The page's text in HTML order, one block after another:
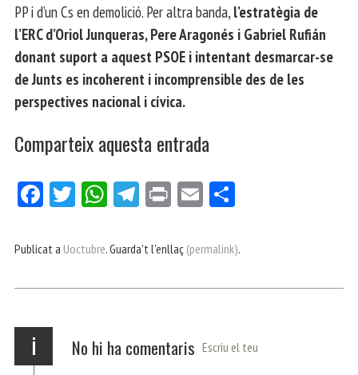
PP i d’un Cs en demolició. Per altra banda, l’estratègia de
l’ERC d’Oriol Junqueras, Pere Aragonés i Gabriel Rufián
donant suport a aquest PSOE i intentant desmarcar-se
de Junts es incoherent i incomprensible des de les
perspectives nacional i cívica.
Comparteix aquesta entrada
Fa
bo
Tw
er
W
ts
p
Te
gr
m
Pri E
ail pa
ei
Publicat a Uoctubre. Guarda't l'enllaç (permalink).
i No hi ha comentaris Escriu el teu